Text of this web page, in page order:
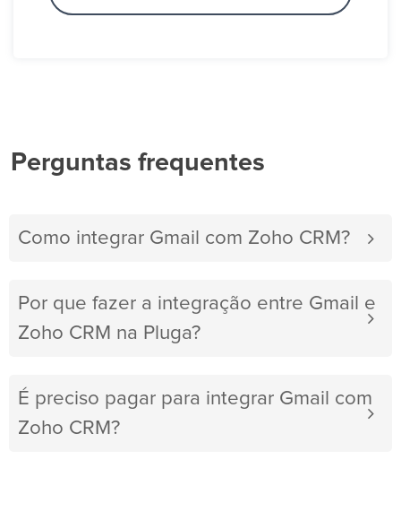
Perguntas frequentes
Como integrar Gmail com Zoho CRM?
Por que fazer a integração entre Gmail e
Zoho CRM na Pluga?
É preciso pagar para integrar Gmail com
Zoho CRM?